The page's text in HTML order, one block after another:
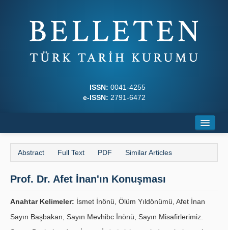
ISSN: 0041-4255
e-ISSN: 2791-6472
About
Journal Boards
Writing Rules
Principles
Abstract Full Text PDF Similar Articles
Prof. Dr. Afet İnan'ın Konuşması
Anahtar Kelimeler: İsmet İnönü, Ölüm Yıldönümü, Afet İnan
Sayın Başbakan, Sayın Mevhibc İnönü, Sayın Misafirlerimiz.